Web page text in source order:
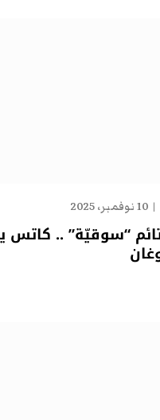
10 نوفمبر، 2025
“سوقيّة” .. كاتس